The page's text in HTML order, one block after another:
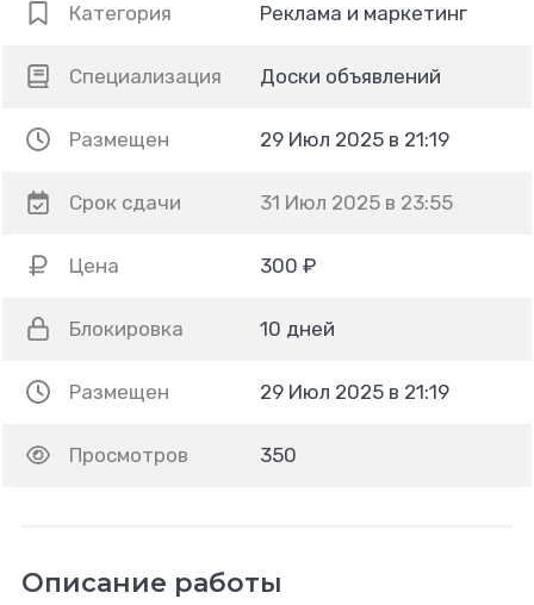
Категория Реклама и маркетинг
Специализация Доски объявлений
Размещен 29 Июл 2025 в 21:19
Срок сдачи 31 Июл 2025 в 23:55
Цена 300 ₽
Блокировка 10 дней
Размещен 29 Июл 2025 в 21:19
Просмотров 350
Описание работы